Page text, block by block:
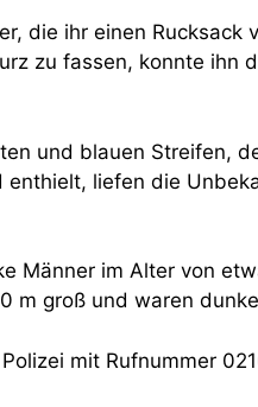
die ihr einen Rucksack
zu fassen, konnte ihn
und blauen Streifen,
liefen die
Männer im Alter von
m groß und waren
mit Rufnummer